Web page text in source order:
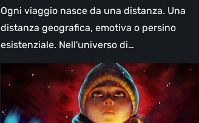
Ogni viaggio nasce da una distanza. Una
distanza geografica, emotiva o persino
esistenziale. Nell'universo di…
Home